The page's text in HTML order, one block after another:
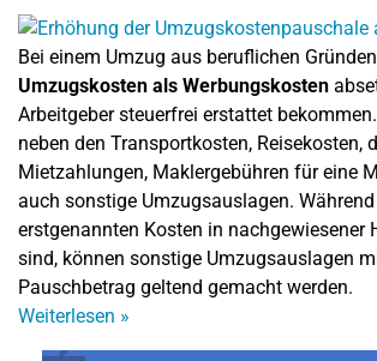
Bei einem Umzug aus beruflichen
Umzugskosten als Werbungskosten
Arbeitgeber steuerfrei erstattet
neben den Transportkosten, Reisekosten,
Mietzahlungen, Maklergebühren für eine
auch sonstige Umzugsauslagen.
erstgenannten Kosten in nachgewiesener
sind, können sonstige Umzugsauslagen
Pauschbetrag geltend gemacht werden.
Weiterlesen »